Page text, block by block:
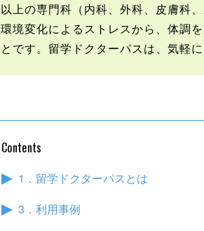
以上の専門科（内科、外科、皮膚科
環境変化によるストレスから、体調
とです。留学ドクターパスは、気軽
Contents
1．留学ドクターパスとは
3．利用事例